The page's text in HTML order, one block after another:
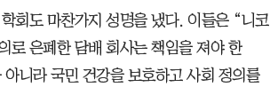
회도 마찬가지 성명을 냈다. 이들은 “니코
로 은폐한 담배 회사는 책임을 져야 한
니라 국민 건강을 보호하고 사회 정의를